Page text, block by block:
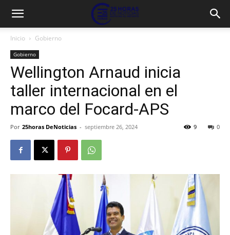
Inicio Gobierno
Gobierno
Wellington Arnaud inicia
taller internacional en el
marco del Focard-APS
Por 25horas DeNoticias - septiembre 26, 2024 0
9